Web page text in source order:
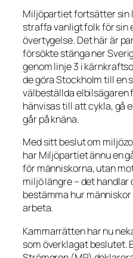
Miljöpartiet fortsätter sin
straffa vanligt folk för sin
övertygelse. Det här är
försökte stänga ner
genom linje 3 i
de göra Stockholm till en
välbeställda elbilsägaren
hänvisas till att cykla, gå
går på knäna.
Med sitt beslut om
har Miljöpartiet ännu en
för människorna, utan
miljö längre – det
bestämma hur
arbeta.
Kammarrätten har nu
som överklagat beslutet.